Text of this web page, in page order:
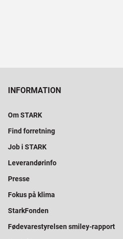
INFORMATION
Om STARK
Find forretning
Job i STARK
Leverandørinfo
Presse
Fokus på klima
StarkFonden
Fødevarestyrelsen smiley-rapport